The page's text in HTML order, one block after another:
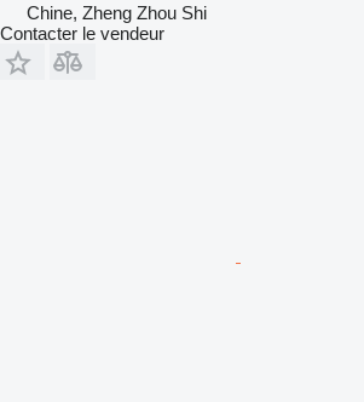
Chine, Zheng Zhou Shi
Contacter le vendeur